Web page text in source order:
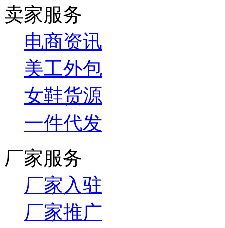
卖家服务
电商资讯
美工外包
女鞋货源
一件代发
厂家服务
厂家入驻
厂家推广